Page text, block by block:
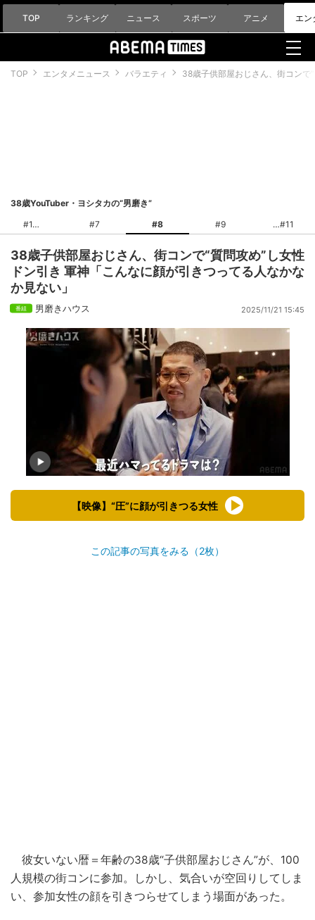
TOP ランキング ニュース スポーツ アニメ エン
TOP エンタメニュース バラエティ 38歳子供部屋おじさん、街コンで
38歳YouTuber・ヨシタカの“男磨き”
#1
#7 #8 #9 #11
38歳子供部屋おじさん、街コンで“質問攻め”し女性
ドン引き 軍神「こんなに顔が引きつってる人なかな
か見ない」
男磨きハウス 2025/11/21 15:45
【映像】“圧”に顔が引きつる女性
この記事の写真をみる（2枚）
彼女いない暦＝年齢の38歳“子供部屋おじさん”が、100
人規模の街コンに参加。しかし、気合いが空回りしてしま
い、参加女性の顔を引きつらせてしまう場面があった。